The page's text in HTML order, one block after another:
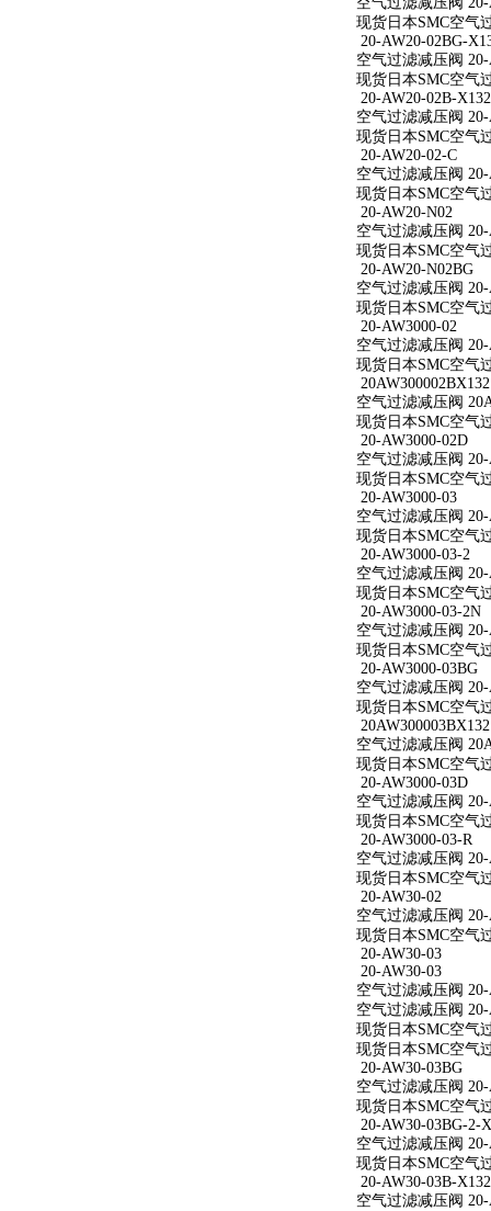
现货日本SMC空气
20-AW20-02BG-
空气过滤减压阀
现货日本SMC空气
20-AW20-02B-X132
空气过滤减压阀
现货日本SMC空气
20-AW20-02-C
空气过滤减压阀 20-
现货日本SMC空气
20-AW20-N02
空气过滤减压阀
现货日本SMC空气
20-AW20-N02BG
空气过滤减压阀
现货日本SMC空气
20-AW3000-02
空气过滤减压阀 20-
现货日本SMC空气
20AW300002BX132
空气过滤减压阀
现货日本SMC空气
20-AW3000-02D
空气过滤减压阀 20-
现货日本SMC空气
20-AW3000-03
空气过滤减压阀 20-
现货日本SMC空气
20-AW3000-03-2
空气过滤减压阀 20-
现货日本SMC空气
20-AW3000-03-2N
空气过滤减压阀
现货日本SMC空气
20-AW3000-03BG
空气过滤减压阀 20-
现货日本SMC空气
20AW300003BX132
空气过滤减压阀
现货日本SMC空气
20-AW3000-03D
空气过滤减压阀 20-
现货日本SMC空气
20-AW3000-03-R
空气过滤减压阀 20-
现货日本SMC空气
20-AW30-02
空气过滤减压阀 20-
现货日本SMC空气
20-AW30-03
20-AW30-03
空气过滤减压阀 20-
空气过滤减压阀 20-
现货日本SMC空气
现货日本SMC空气
20-AW30-03BG
空气过滤减压阀 20-
现货日本SMC空气
20-AW30-03BG-2-
空气过滤减压阀
现货日本SMC空气
20-AW30-03B-X132
空气过滤减压阀